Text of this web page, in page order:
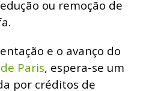
ou remoção de
e o avanço do
Paris, espera-se um
por créditos de